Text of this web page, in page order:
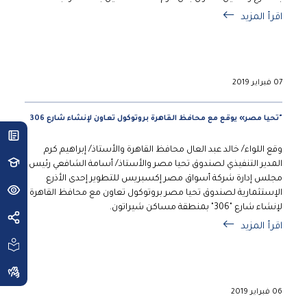
اقرأ المزيد
07 فبراير 2019
"تحيا مصر» يوقع مع محافظ القاهرة بروتوكول تعاون لإنشاء شارع 306
وقع اللواء/ خالد عبد العال محافظ القاهرة والأستاذ/ إبراهيم كرم
المدير التنفيذي لصندوق تحيا مصر والأستاذ/ أسامة الشافعي رئيس
مجلس إدارة شركة أسواق مصر إكسبريس للتطوير إحدى الأذرع
الإستثمارية لصندوق تحيا مصر بروتوكول تعاون مع محافظ القاهرة
لإنشاء شارع "306" بمنطقة مساكن شيراتون.
اقرأ المزيد
06 فبراير 2019